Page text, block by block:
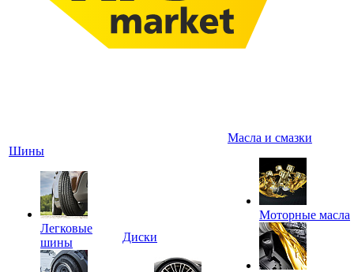
Шины
Легковые
шины
Диски
Масла и смазки
Моторные масла